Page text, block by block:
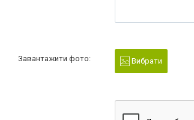
Завантажити фото: Вибрати